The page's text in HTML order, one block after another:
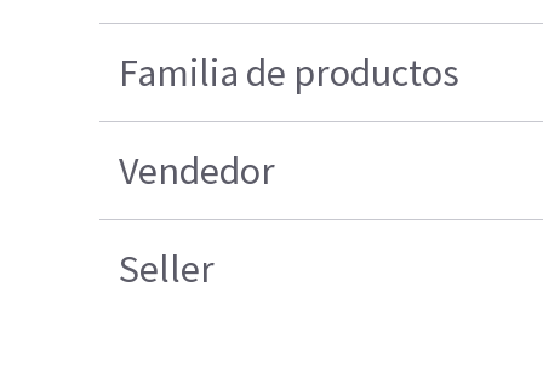
Familia de productos
Vendedor
Seller